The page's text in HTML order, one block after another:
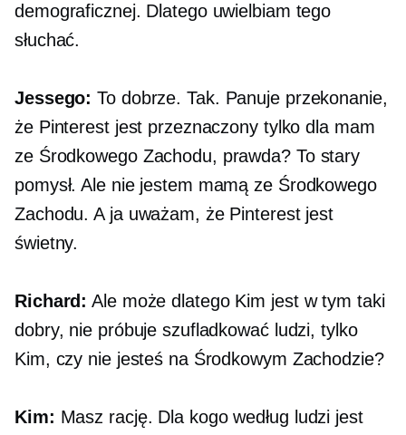
demograficznej. Dlatego uwielbiam tego
słuchać.
Jessego: To dobrze. Tak. Panuje przekonanie,
że Pinterest jest przeznaczony tylko dla mam
ze Środkowego Zachodu, prawda? To stary
pomysł. Ale nie jestem mamą ze Środkowego
Zachodu. A ja uważam, że Pinterest jest
świetny.
Richard: Ale może dlatego Kim jest w tym taki
dobry, nie próbuje szufladkować ludzi, tylko
Kim, czy nie jesteś na Środkowym Zachodzie?
Kim: Masz rację. Dla kogo według ludzi jest